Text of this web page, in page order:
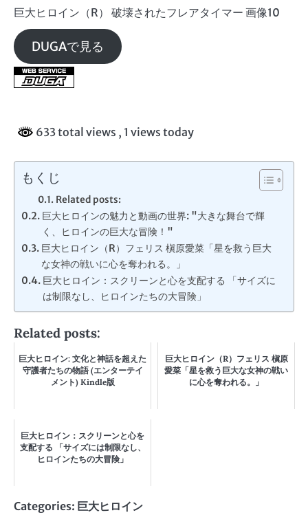
巨大ヒロイン（R） 破壊されたフレアタイマー 画像10
DUGAで見る
633 total views , 1 views today
もくじ
Related posts:
巨大ヒロインの魅力と動画の世界: "大きな舞台で輝
く、ヒロインの巨大な冒険！"
巨大ヒロイン（R）フェリス 槇原愛菜「星を救う巨大
な女神の戦いに心を奪われる。」
巨大ヒロイン：スクリーンと心を支配する 「サイズに
は制限なし、ヒロインたちの大冒険」
Related posts:
巨大ヒロイン: 文化と神話を超えた
守護者たちの物語 (エンターテイ
メント) Kindle版
巨大ヒロイン（R）フェリス 槇原
愛菜「星を救う巨大な女神の戦い
に心を奪われる。」
巨大ヒロイン：スクリーンと心を
支配する 「サイズには制限なし、
ヒロインたちの大冒険」
Categories: 巨大ヒロイン